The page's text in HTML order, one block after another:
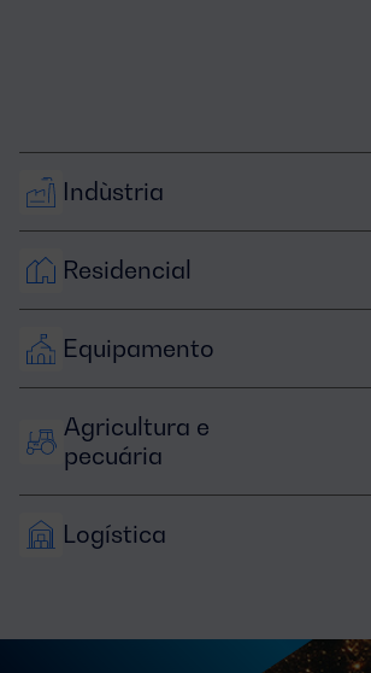
Indùstria
Residencial
Equipamento
Agricultura e
pecuária
Logística